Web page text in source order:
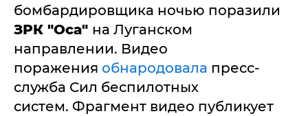
бомбардировщика ночью поразили
ЗРК "Оса" на Луганском
направлении. Видео
поражения обнародовала пресс-
служба Сил беспилотных
систем. Фрагмент видео публикует